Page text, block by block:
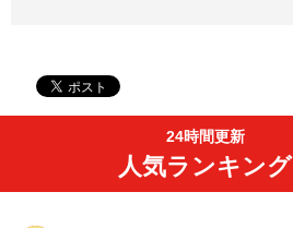
24時間更新
人気ランキング